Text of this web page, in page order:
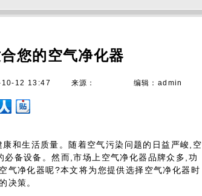
您的空气净化器
12 13:47 来源： 编辑：admin
和生活质量。随着空气污染问题的日益严峻,空
备设备。然而,市场上空气净化器品牌众多,功
气净化器呢?本文将为您提供选择空气净化器时
决策。